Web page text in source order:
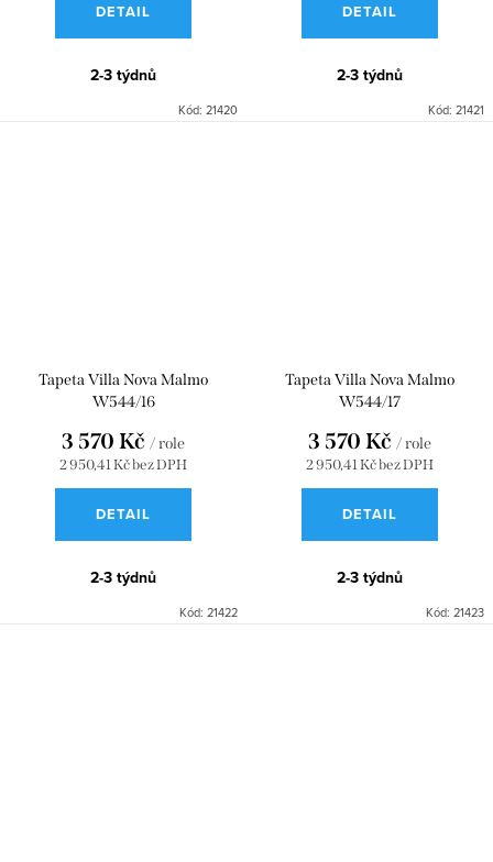
DETAIL
2-3 týdnů
Kód: 21420
DETAIL
2-3 týdnů
Kód: 21421
Tapeta Villa Nova Malmo
W544/16
2 950,41 Kč bez DPH
3 570 Kč / role
DETAIL
2-3 týdnů
Kód: 21422
Tapeta Villa Nova Malmo
W544/17
2 950,41 Kč bez DPH
3 570 Kč / role
DETAIL
2-3 týdnů
Kód: 21423